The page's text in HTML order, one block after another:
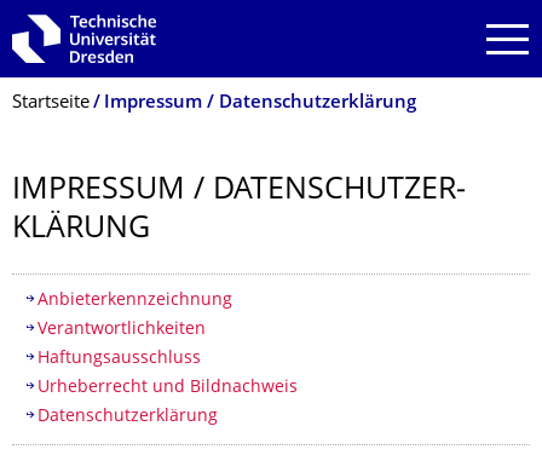
Zur Hauptnavigation springen
Zur Suche springen
Zum Inhalt springen
Breadcrumb-Menü
Startseite Impressum / Datenschutzerklärung
IMPRESSUM / DATENSCHUTZER­
KLÄRUNG
Inhaltsverzeichnis
Anbieterkennzeichnung
Verantwortlichkeiten
Haftungsausschluss
Urheberrecht und Bildnachweis
Datenschutzerklärung